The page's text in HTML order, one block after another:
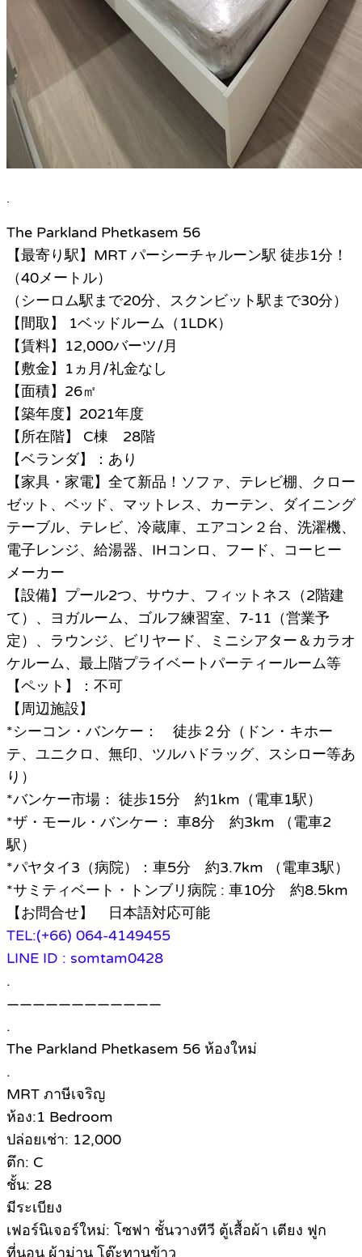
.
The Parkland Phetkasem 56
【最寄り駅】MRT パーシーチャルーン駅 徒歩1分！
（40メートル）
（シーロム駅まで20分、スクンビット駅まで30分）
【間取】 1ベッドルーム（1LDK）
【賃料】12,000バーツ/月
【敷金】1ヵ月/礼金なし
【面積】26㎡
【築年度】2021年度
【所在階】 C棟 28階
【ベランダ】：あり
【家具・家電】全て新品！ソファ、テレビ棚、クロー
ゼット、ベッド、マットレス、カーテン、ダイニング
テーブル、テレビ、冷蔵庫、エアコン２台、洗濯機、
電子レンジ、給湯器、IHコンロ、フード、コーヒー
メーカー
【設備】プール2つ、サウナ、フィットネス（2階建
て）、ヨガルーム、ゴルフ練習室、7-11（営業予
定）、ラウンジ、ビリヤード、ミニシアター＆カラオ
ケルーム、最上階プライベートパーティールーム等
【ペット】：不可
【周辺施設】
*シーコン・バンケー： 徒歩２分（ドン・キホー
テ、ユニクロ、無印、ツルハドラッグ、スシロー等あ
り）
*バンケー市場： 徒歩15分 約1km（電車1駅）
*ザ・モール・バンケー： 車8分 約3km （電車2
駅）
*パヤタイ3（病院）：車5分 約3.7km （電車3駅）
*サミティベート・トンブリ病院 : 車10分 約8.5km
【お問合せ】 日本語対応可能
TEL:(+66) 064-4149455
LINE ID : somtam0428
.
————————————
.
The Parkland Phetkasem 56 ห้องใหม่
.
MRT ภาษีเจริญ
ห้อง:1 Bedroom
ปล่อยเช่า: 12,000
ตึก: C
ชั้น: 28
มีระเบียง
เฟอร์นิเจอร์ใหม่: โซฟา ชั้นวางทีวี ตู้เสื้อผ้า เตียง ฟูก
ที่นอน ผ้าม่าน โต๊ะทานข้าว